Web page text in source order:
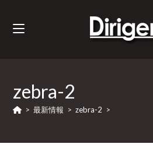
zebra-2
> 最新情報 > zebra-2 >